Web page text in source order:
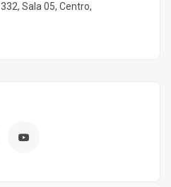
Sala 05, Centro,